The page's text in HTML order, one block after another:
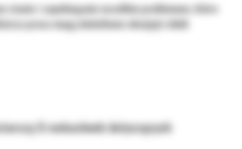
stanie i zapobieganie wszelkim problemom, które
praca mogą dodatkowo obciążyć silnik
Ci wskazówek dotyczących